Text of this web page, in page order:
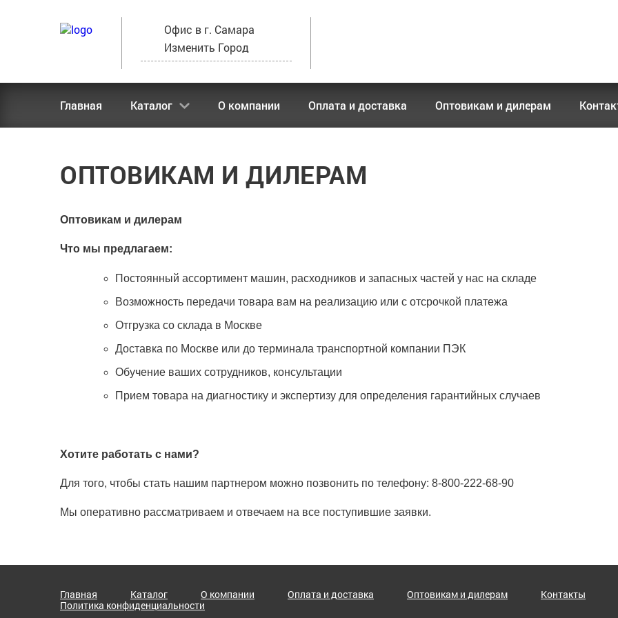
Офис в г. Самара
Изменить Город
Главная Каталог О компании Оплата и доставка Оптовикам и дилерам
ОПТОВИКАМ И ДИЛЕРАМ
Оптовикам и дилерам
Что мы предлагаем:
Постоянный ассортимент машин, расходников и запасных частей у нас на складе
Возможность передачи товара вам на реализацию или с отсрочкой платежа
Отгрузка со склада в Москве
Доставка по Москве или до терминала транспортной компании ПЭК
Обучение ваших сотрудников, консультации
Прием товара на диагностику и экспертизу для определения гарантийных случаев
Хотите работать с нами?
Для того, чтобы стать нашим партнером можно позвонить по телефону: 8-800-222-68-90
Мы оперативно рассматриваем и отвечаем на все поступившие заявки.
Главная Каталог О компании Оплата и доставка Оптовикам и дилерам
Контакты
Политика конфиденциальности